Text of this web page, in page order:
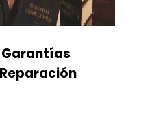
Garantías